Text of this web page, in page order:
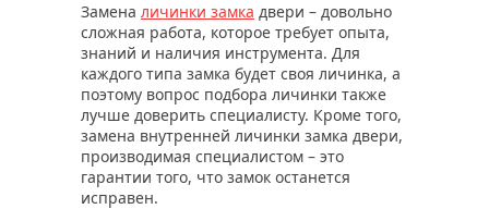
Замена личинки замка двери – довольно
сложная работа, которое требует опыта,
знаний и наличия инструмента. Для
каждого типа замка будет своя личинка, а
поэтому вопрос подбора личинки также
лучше доверить специалисту. Кроме того,
замена внутренней личинки замка двери,
производимая специалистом – это
гарантии того, что замок останется
исправен.